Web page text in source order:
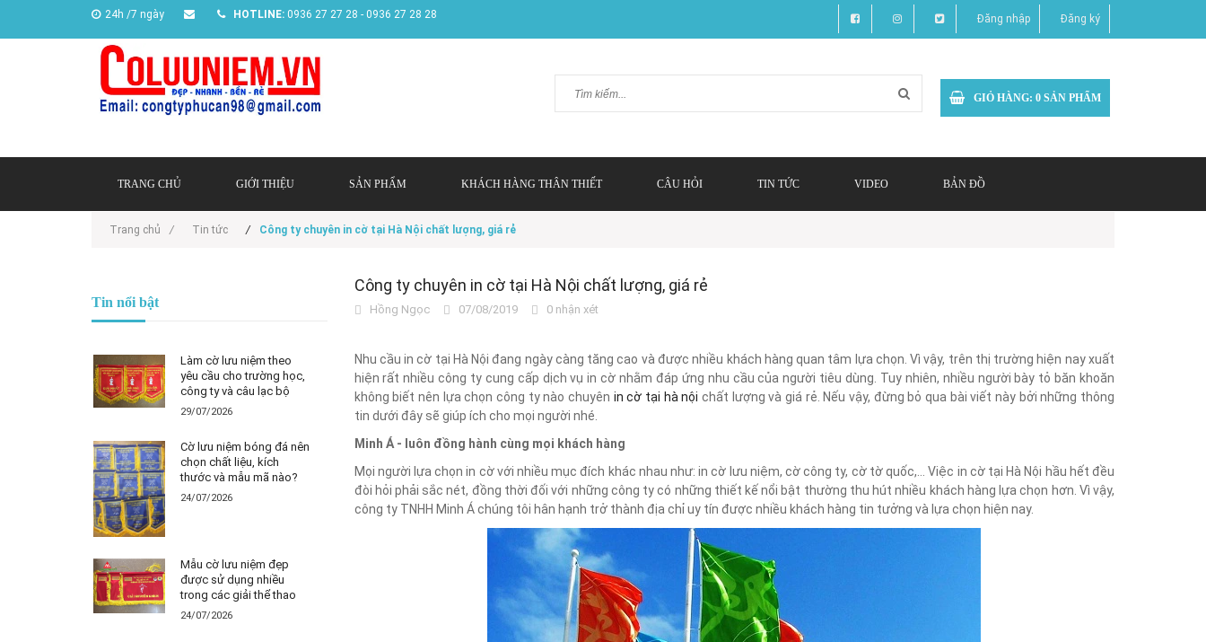
24h /7 ngày HOTLINE: 0936 27 27 28 - 0936 27 28 28 Đăng nhập Đăng ký
GIỎ HÀNG: 0 SẢN PHẨM
TRANG CHỦ GIỚI THIỆU SẢN PHẨM KHÁCH HÀNG THÂN THIẾT CÂU HỎI TIN TỨC VIDEO BẢN ĐỒ
Trang chủ / Tin tức / Công ty chuyên in cờ tại Hà Nội chất lượng, giá rẻ
Tin nổi bật
Làm cờ lưu niệm theo
yêu cầu cho trường học,
công ty và câu lạc bộ
29/07/2026
Cờ lưu niệm bóng đá nên
chọn chất liệu, kích
thước và mẫu mã nào?
24/07/2026
Mẫu cờ lưu niệm đẹp
được sử dụng nhiều
trong các giải thể thao
24/07/2026
Công ty chuyên in cờ tại Hà Nội chất lượng, giá rẻ
Hồng Ngọc 07/08/2019 0 nhận xét
Nhu cầu in cờ tại Hà Nội đang ngày càng tăng cao và được nhiều khách hàng quan tâm lựa chọn. Vì vậy, trên thị trường hiện nay xuất
hiện rất nhiều công ty cung cấp dịch vụ in cờ nhằm đáp ứng nhu cầu của người tiêu dùng. Tuy nhiên, nhiều người bày tỏ băn khoăn
không biết nên lựa chọn công ty nào chuyên in cờ tại hà nội chất lượng và giá rẻ. Nếu vậy, đừng bỏ qua bài viết này bởi những thông
tin dưới đây sẽ giúp ích cho mọi người nhé.
Minh Á - luôn đồng hành cùng mọi khách hàng
Mọi người lựa chọn in cờ với nhiều mục đích khác nhau như: in cờ lưu niệm, cờ công ty, cờ tờ quốc,… Việc in cờ tại Hà Nội hầu hết đều
đòi hỏi phải sắc nét, đồng thời đối với những công ty có những thiết kế nổi bật thường thu hút nhiều khách hàng lựa chọn hơn. Vì vậy,
công ty TNHH Minh Á chúng tôi hân hạnh trở thành địa chỉ uy tín được nhiều khách hàng tin tưởng và lựa chọn hiện nay.